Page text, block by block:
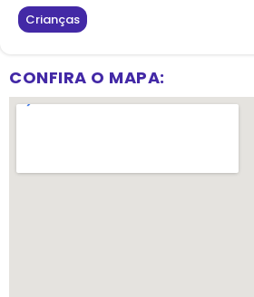
Crianças
CONFIRA O MAPA: